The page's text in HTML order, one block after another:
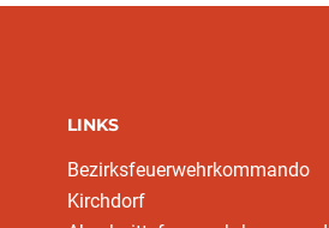
LINKS
Bezirksfeuerwehrkommando
Kirchdorf